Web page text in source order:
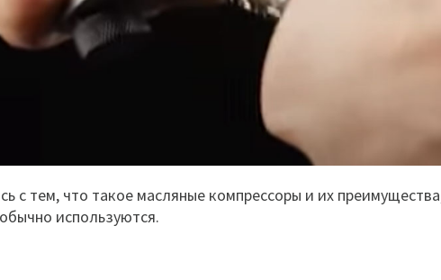
с тем, что такое масляные компрессоры и их
используются.